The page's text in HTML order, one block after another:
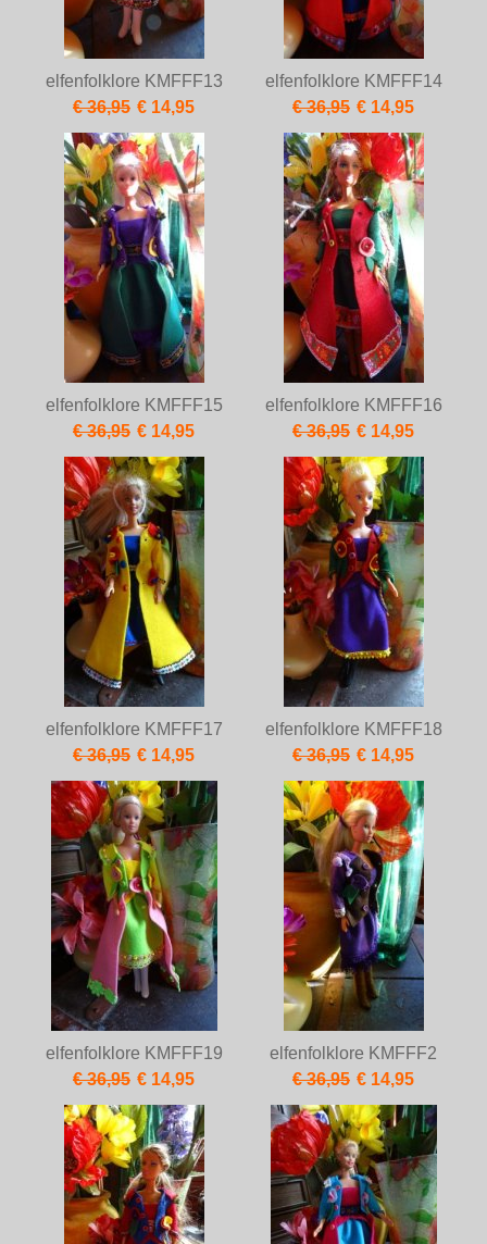
elfenfolklore KMFFF13
€ 36,95 € 14,95
elfenfolklore KMFFF14
€ 36,95 € 14,95
elfenfolklore KMFFF15
€ 36,95 € 14,95
elfenfolklore KMFFF16
€ 36,95 € 14,95
elfenfolklore KMFFF17
€ 36,95 € 14,95
elfenfolklore KMFFF18
€ 36,95 € 14,95
elfenfolklore KMFFF19
€ 36,95 € 14,95
elfenfolklore KMFFF2
€ 36,95 € 14,95